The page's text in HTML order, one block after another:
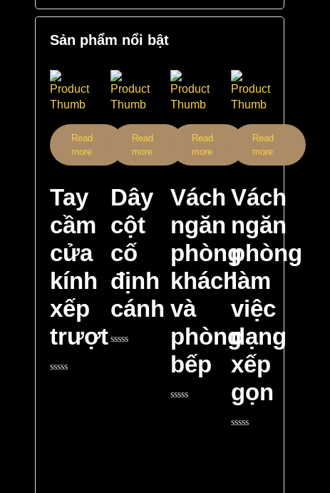
Sản phẩm nổi bật
Read
more
Tay
cầm
cửa
kính
xếp
trượt
Read
more
Dây
cột
cố
định
cánh
Read
more
Vách
ngăn
phòng
khách
và
phòng
bếp
Read
more
Vách
ngăn
phòng
làm
việc
dạng
xếp
gọn